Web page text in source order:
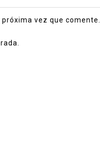
vez que comente.